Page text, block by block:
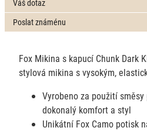
Váš dotaz
Poslat známénu
Fox Mikina s kapucí Chunk Dark
stylová mikina s vysokým,
Vyrobeno za použití
dokonalý komfort a styl
Unikátní Fox Camo potisk